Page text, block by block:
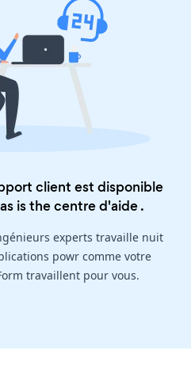
client est disponible
is thecentre d'aide.
experts travaille nuit
powr comme votre
travaillent pour vous.